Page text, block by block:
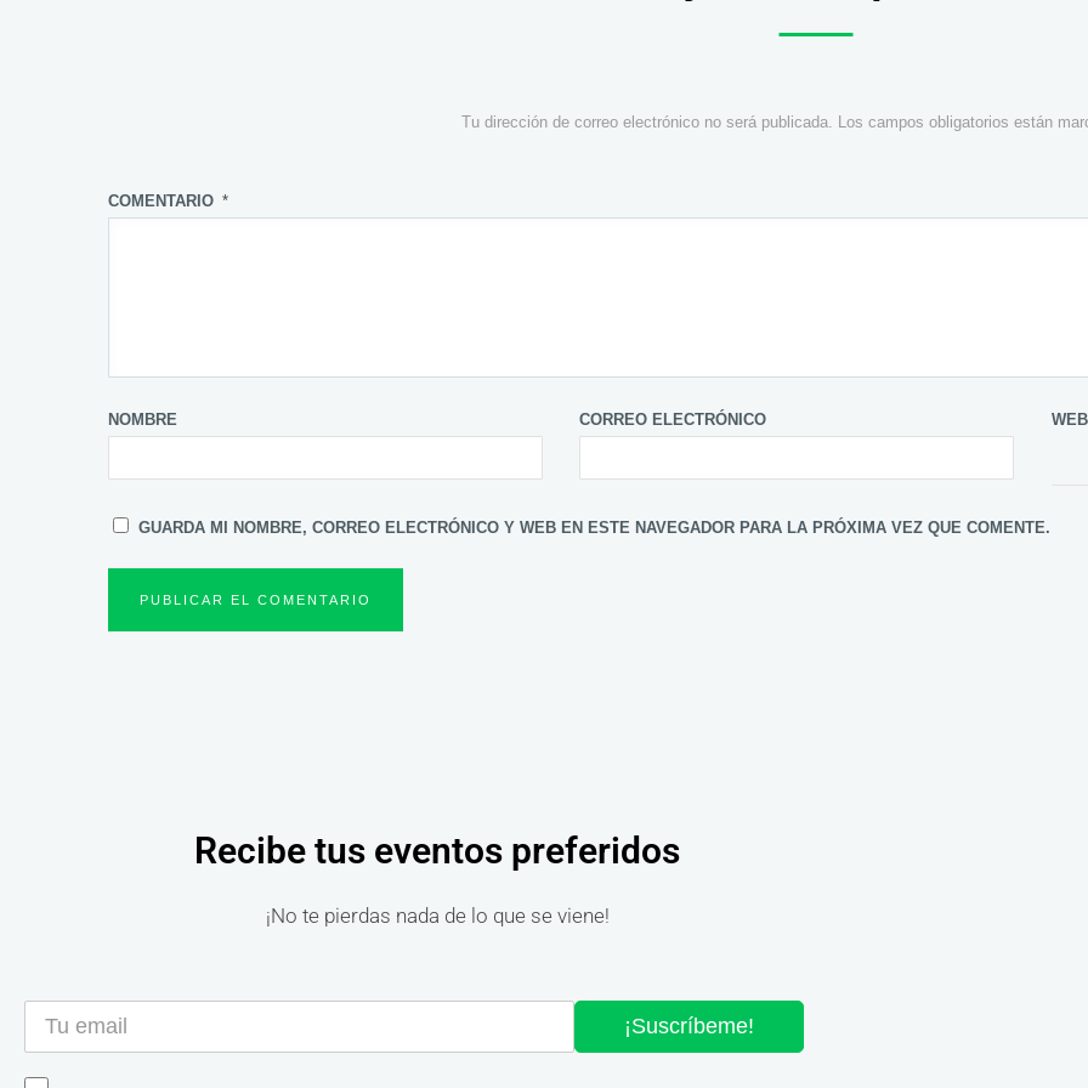
Tu dirección de correo electrónico no será publicada. Los campos obligatorios están
COMENTARIO *
NOMBRE CORREO ELECTRÓNICO WEB
GUARDA MI NOMBRE, CORREO ELECTRÓNICO Y WEB EN ESTE NAVEGADOR PARA LA PRÓXIMA VEZ QUE COMENTE.
Recibe tus eventos preferidos
¡No te pierdas nada de lo que se viene!
¡Suscríbeme!